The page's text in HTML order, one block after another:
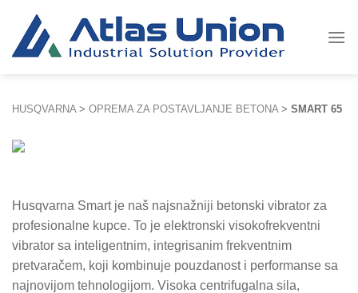
content
HUSQVARNA> OPREMA ZA POSTAVLJANJE BETONA> SMART 65
Husqvarna Smart je naš najsnažniji betonski vibrator za
profesionalne kupce. To je elektronski visokofrekventni
vibrator sa inteligentnim, integrisanim frekventnim
pretvaračem, koji kombinuje pouzdanost i performanse sa
najnovijom tehnologijom. Visoka centrifugalna sila,